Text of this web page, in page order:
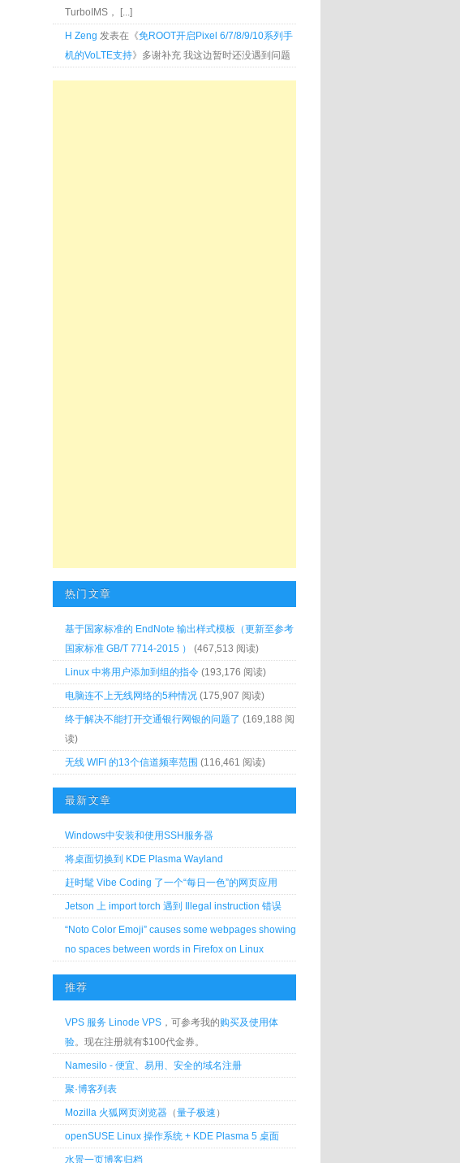
TurboIMS， [...]
H Zeng 发表在《免ROOT开启Pixel 6/7/8/9/10系列手
机的VoLTE支持》多谢补充 我这边暂时还没遇到问题
热门文章
基于国家标准的 EndNote 输出样式模板（更新至参考
国家标准 GB/T 7714-2015 ）
(467,513 阅读)
Linux 中将用户添加到组的指令 (193,176 阅读)
电脑连不上无线网络的5种情况 (175,907 阅读)
终于解决不能打开交通银行网银的问题了 (169,188 阅
读)
无线 WIFI 的13个信道频率范围 (116,461 阅读)
最新文章
Windows中安装和使用SSH服务器
将桌面切换到 KDE Plasma Wayland
赶时髦 Vibe Coding 了一个“每日一色”的网页应用
Jetson 上 import torch 遇到 Illegal instruction 错误
“Noto Color Emoji” causes some webpages showing
no spaces between words in Firefox on Linux
推荐
VPS 服务 Linode VPS ，可参考我的购买及使用体
验。现在注册就有$100代金券。
Namesilo - 便宜、易用、安全的域名注册
聚·博客列表
Mozilla 火狐网页浏览器 （量子极速 ）
openSUSE Linux 操作系统 + KDE Plasma 5 桌面
水景一页博客归档